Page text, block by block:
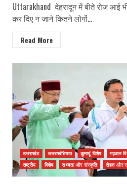
Uttarakhand देहरादून में बीते रोज आई
कर दिए न जाने कितने लोगों...
Read More
उत्तराखंड उत्तराखंडियात कुमायूं विशेष गढ़वाल
राष्ट्रीय
विशेष सभ्यता और संस्कृति सेहत और